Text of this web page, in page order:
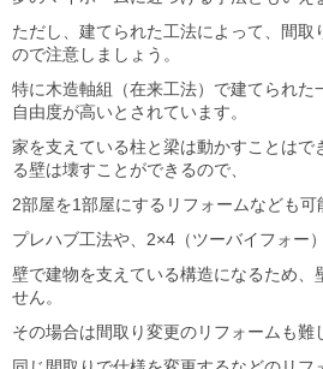
ただし、建てられた工法によって、間取
ので注意しましょう。
特に木造軸組（在来工法）で建てられた
自由度が高いとされています。
家を支えている柱と梁は動かすことはで
る壁は壊すことができるので、
2部屋を1部屋にするリフォームなども可
プレハブ工法や、2×4（ツーバイフォー
壁で建物を支えている構造になるため、
せん。
その場合は間取り変更のリフォームも難